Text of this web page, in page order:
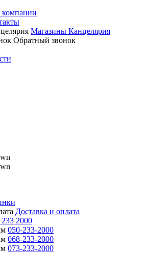
Магазины Канцелярия
Обратный звонок
Доставка и оплата
2000
050-233-2000
068-233-2000
073-233-2000